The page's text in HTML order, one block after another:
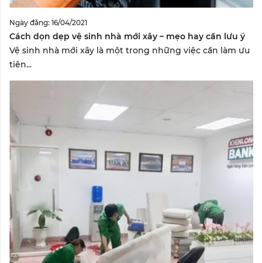
Ngày đăng: 16/04/2021
Cách dọn dẹp vệ sinh nhà mới xây – mẹo hay cần lưu ý
Vệ sinh nhà mới xây là một trong những việc cần làm ưu
tiên...